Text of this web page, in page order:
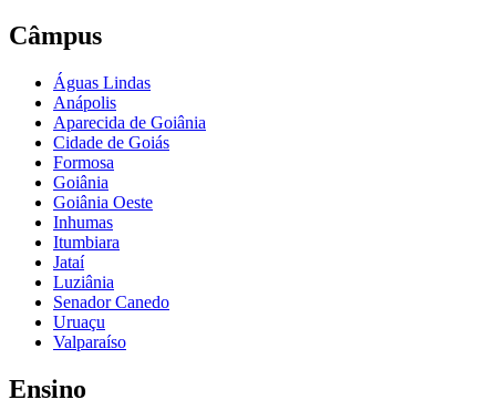
Câmpus
Águas Lindas
Anápolis
Aparecida de Goiânia
Cidade de Goiás
Formosa
Goiânia
Goiânia Oeste
Inhumas
Itumbiara
Jataí
Luziânia
Senador Canedo
Uruaçu
Valparaíso
Ensino